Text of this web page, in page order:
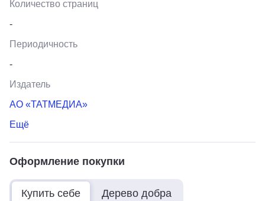
Количество страниц
-
Периодичность
-
Издатель
АО «ТАТМЕДИА»
Ещё
Оформление покупки
Купить себе Дерево добра